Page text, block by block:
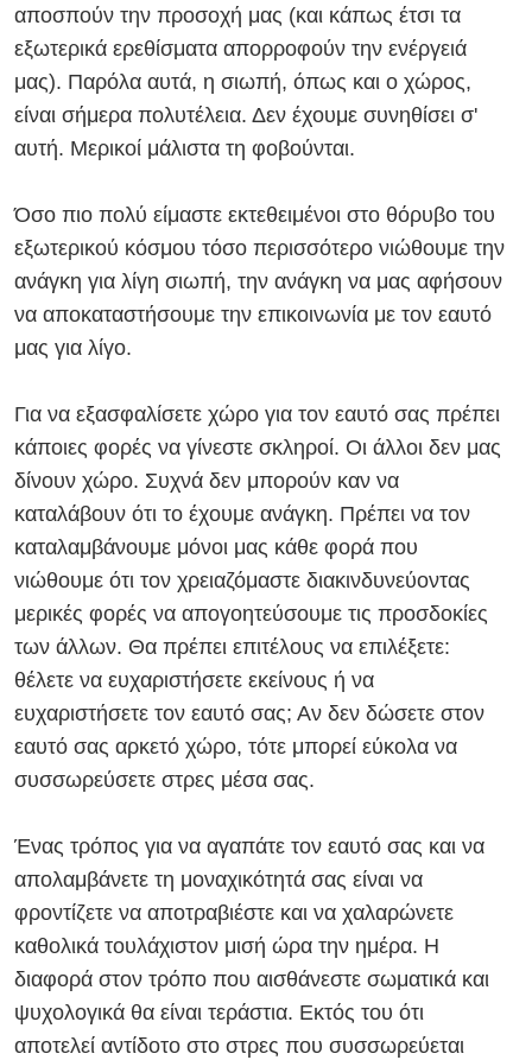
αποσπούν την προσοχή μας (και κάπως έτσι τα
εξωτερικά ερεθίσματα απορροφούν την ενέργειά
μας). Παρόλα αυτά, η σιωπή, όπως και ο χώρος,
είναι σήμερα πολυτέλεια. Δεν έχουμε συνηθίσει σ'
αυτή. Μερικοί μάλιστα τη φοβούνται.
Όσο πιο πολύ είμαστε εκτεθειμένοι στο θόρυβο του
εξωτερικού κόσμου τόσο περισσότερο νιώθουμε την
ανάγκη για λίγη σιωπή, την ανάγκη να μας αφήσουν
να αποκαταστήσουμε την επικοινωνία με τον εαυτό
μας για λίγο.
Για να εξασφαλίσετε χώρο για τον εαυτό σας πρέπει
κάποιες φορές να γίνεστε σκληροί. Οι άλλοι δεν μας
δίνουν χώρο. Συχνά δεν μπορούν καν να
καταλάβουν ότι το έχουμε ανάγκη. Πρέπει να τον
καταλαμβάνουμε μόνοι μας κάθε φορά που
νιώθουμε ότι τον χρειαζόμαστε διακινδυνεύοντας
μερικές φορές να απογοητεύσουμε τις προσδοκίες
των άλλων. Θα πρέπει επιτέλους να επιλέξετε:
θέλετε να ευχαριστήσετε εκείνους ή να
ευχαριστήσετε τον εαυτό σας; Αν δεν δώσετε στον
εαυτό σας αρκετό χώρο, τότε μπορεί εύκολα να
συσσωρεύσετε στρες μέσα σας.
Ένας τρόπος για να αγαπάτε τον εαυτό σας και να
απολαμβάνετε τη μοναχικότητά σας είναι να
φροντίζετε να αποτραβιέστε και να χαλαρώνετε
καθολικά τουλάχιστον μισή ώρα την ημέρα. Η
διαφορά στον τρόπο που αισθάνεστε σωματικά και
ψυχολογικά θα είναι τεράστια. Εκτός του ότι
αποτελεί αντίδοτο στο στρες που συσσωρεύεται